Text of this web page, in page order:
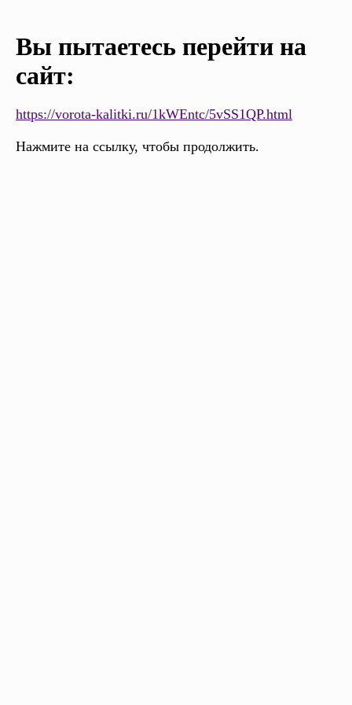
Вы пытаетесь перейти на
сайт:
https://vorota-kalitki.ru/1kWEntc/5vSS1QP.html
Нажмите на ссылку, чтобы продолжить.